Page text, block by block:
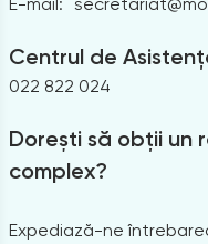
Centrul de
022 822 024
Dorești să obții un
complex?
Expediază-ne